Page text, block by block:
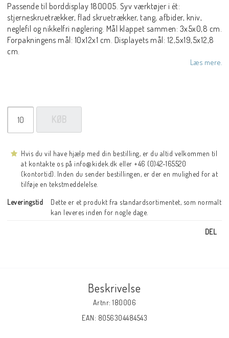
Passende til borddisplay 180005. Syv værktøjer i ét:
stjerneskruetrækker, flad skruetrækker, tang, afbider, kniv,
neglefil og nikkelfri nøglering. Mål klappet sammen: 3x5x0,8 cm.
Forpakningens mål: 10x12x1 cm. Displayets mål: 12,5x19,5x12,8
cm.
Læs mere.
KØB
Hvis du vil have hjælp med din bestilling, er du altid velkommen til
at kontakte os på info@kidek.dk eller +46 (0)42-165520
(kontortid). Inden du sender bestillingen, er der en mulighed for at
tilføje en tekstmeddelelse.
Leveringstid
Dette er et produkt fra standardsortimentet, som normalt
kan leveres inden for nogle dage.
DEL
Beskrivelse
Artnr: 180006
EAN: 8056304484543